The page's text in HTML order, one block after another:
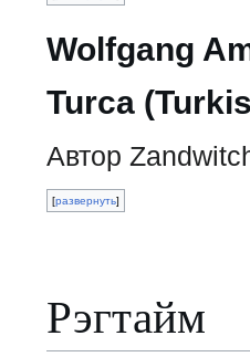
Wolfgang
Turca
Автор
развернуть
Рэгтайм